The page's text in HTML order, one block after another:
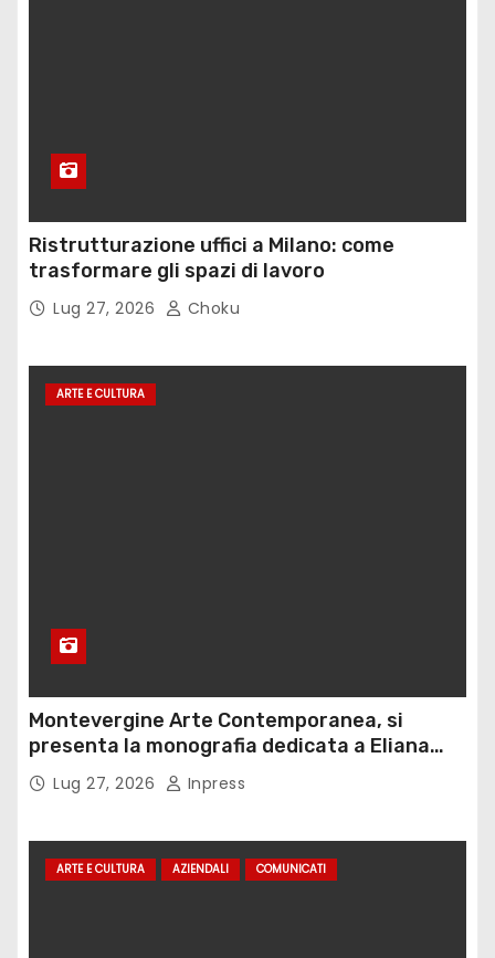
Ristrutturazione uffici a Milano: come
trasformare gli spazi di lavoro
Lug 27, 2026 Choku
ARTE E CULTURA
Montevergine Arte Contemporanea, si
presenta la monografia dedicata a Eliana
Adorno
Lug 27, 2026 Inpress
ARTE E CULTURA AZIENDALI COMUNICATI